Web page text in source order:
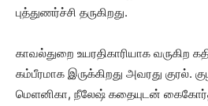
புத்துணர்ச்சி தருகிறது.
காவல்துறை உயரதிகாரியாக வருகிற
கம்பீரமாக இருக்கிறது அவரது குரல்.
மெளனிகா, நீலேஷ் கதையுடன்